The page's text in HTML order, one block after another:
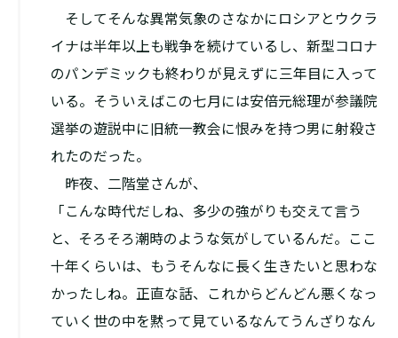
そしてそんな異常気象のさなかにロシアとウクラ
イナは半年以上も戦争を続けているし、新型コロナ
のパンデミックも終わりが見えずに三年目に入って
いる。そういえばこの七月には安倍元総理が参議院
選挙の遊説中に旧統一教会に恨みを持つ男に射殺さ
れたのだった。
昨夜、二階堂さんが、
「こんな時代だしね、多少の強がりも交えて言う
と、そろそろ潮時のような気がしているんだ。ここ
十年くらいは、もうそんなに長く生きたいと思わな
かったしね。正直な話、これからどんどん悪くなっ
ていく世の中を黙って見ているなんてうんざりなん